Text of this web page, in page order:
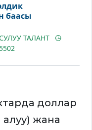
баасы
ТАЛАНТ
доллар
алуу) жана